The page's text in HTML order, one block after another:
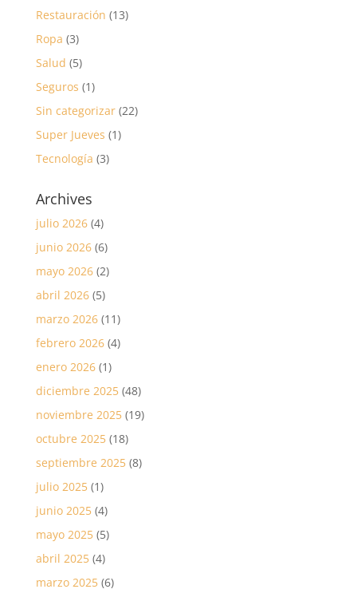
Restauración (13)
Ropa (3)
Salud (5)
Seguros (1)
Sin categorizar(22)
Super Jueves (1)
Tecnología (3)
Archives
julio 2026(4)
junio 2026(6)
mayo 2026(2)
abril 2026(5)
marzo 2026(11)
febrero 2026(4)
enero 2026(1)
diciembre 2025(48)
noviembre 2025(19)
octubre 2025(18)
septiembre 2025(8)
julio 2025(1)
junio 2025(4)
mayo 2025(5)
abril 2025(4)
marzo 2025(6)